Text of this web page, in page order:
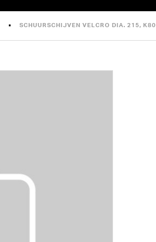
SCHUURSCHIJVEN VELCRO DIA. 215, K80